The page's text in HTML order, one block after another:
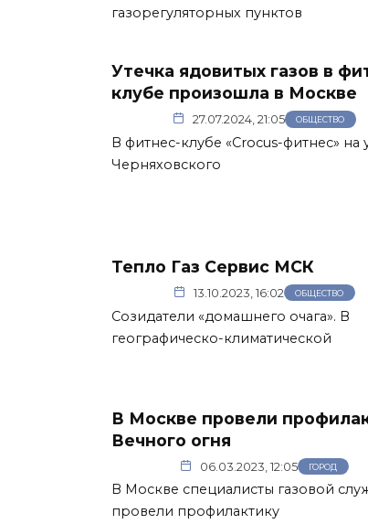
газорегуляторных пунктов
Утечка ядовитых газов в
клубе произошла в Москве
27.07.2024, 21:05 ОБЩЕСТВО
В фитнес-клубе «Crocus-фитнес» на
Черняховского
Тепло Газ Сервис МСК
13.10.2023, 16:02 ОБЩЕСТВО
Созидатели «домашнего очага». В
географическо-климатической
В Москве провели
Вечного огня
06.03.2023, 12:05 ГОРОД
В Москве специалисты газовой
провели профилактику